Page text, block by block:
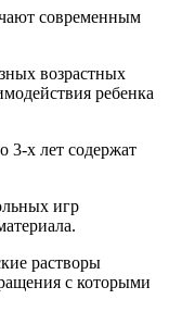
современным
возрастных
ребенка
3-х лет содержат
игр
растворы
с которыми